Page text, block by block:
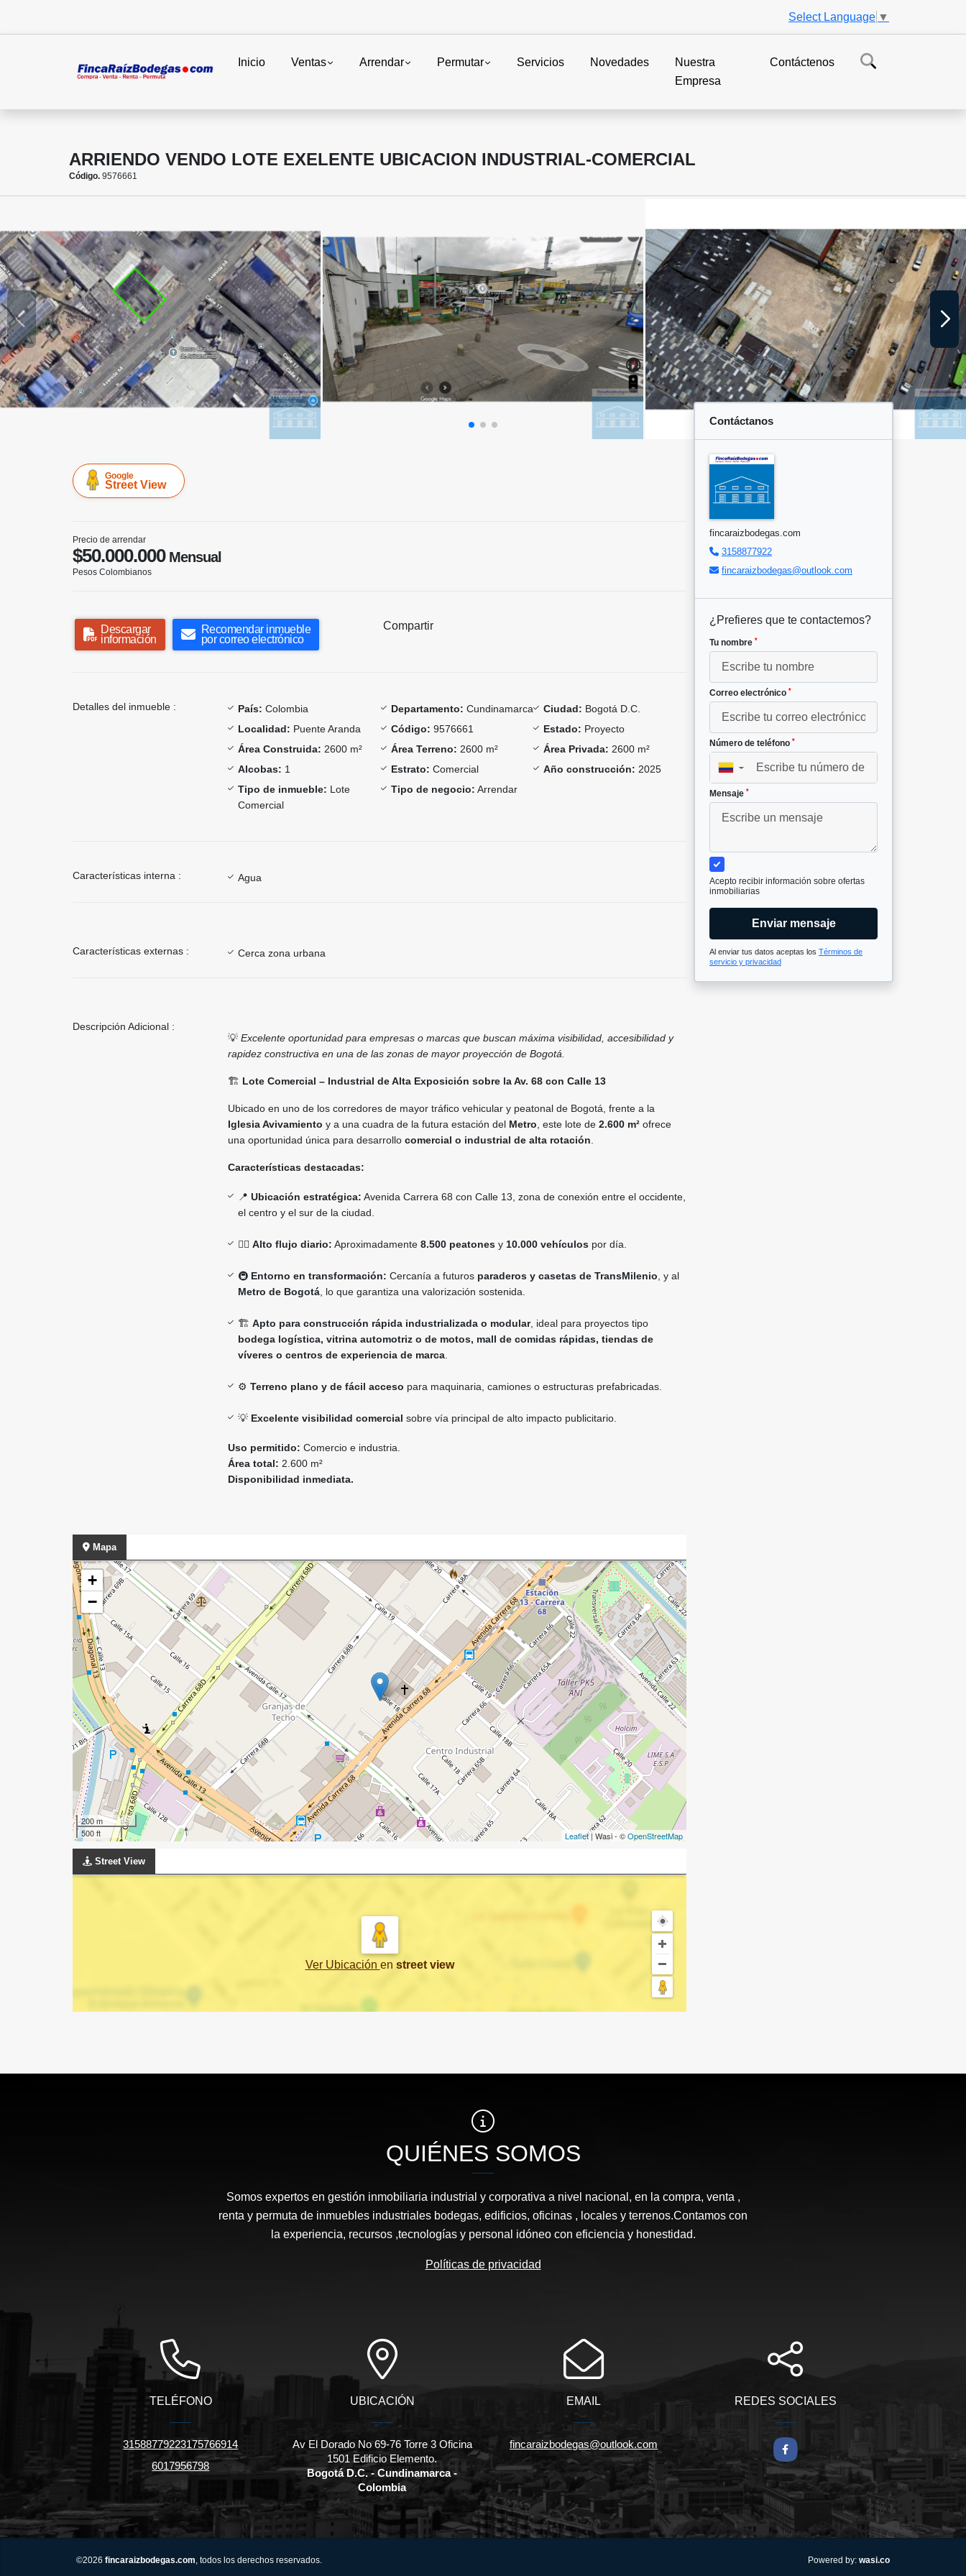
Select Language ▼
Inicio Ventas Arrendar Permutar Servicios Novedades
Nuestra
Empresa
Contáctenos
ARRIENDO VENDO LOTE EXELENTE UBICACION INDUSTRIAL-COMERCIAL
Código. 9576661
Google
Street View
Precio de arrendar
$50.000.000Mensual
Pesos Colombianos
Descargar
información
Recomendar inmueble
por correo electrónico
Compartir
Detalles del inmueble : País: Colombia Departamento: Cundinamarca Ciudad: Bogotá D.C.
Localidad: Puente Aranda Código: 9576661 Estado: Proyecto
Área Construida: 2600 m² Área Terreno: 2600 m² Área Privada: 2600 m²
Alcobas: 1 Estrato: Comercial Año construcción: 2025
Tipo de inmueble: Lote
Comercial
Tipo de negocio: Arrendar
Características interna : Agua
Características externas : Cerca zona urbana
Descripción Adicional :
💡 Excelente oportunidad para empresas o marcas que buscan máxima visibilidad, accesibilidad y
rapidez constructiva en una de las zonas de mayor proyección de Bogotá.
🏗️ Lote Comercial – Industrial de Alta Exposición sobre la Av. 68 con Calle 13
Ubicado en uno de los corredores de mayor tráfico vehicular y peatonal de Bogotá, frente a la
Iglesia Avivamiento y a una cuadra de la futura estación del Metro, este lote de 2.600 m² ofrece
una oportunidad única para desarrollo comercial o industrial de alta rotación.
Características destacadas:
📍 Ubicación estratégica: Avenida Carrera 68 con Calle 13, zona de conexión entre el occidente,
el centro y el sur de la ciudad.
🚶‍♂️ Alto flujo diario: Aproximadamente 8.500 peatones y 10.000 vehículos por día.
🚇 Entorno en transformación: Cercanía a futuros paraderos y casetas de TransMilenio, y al
Metro de Bogotá, lo que garantiza una valorización sostenida.
🏗️ Apto para construcción rápida industrializada o modular, ideal para proyectos tipo
bodega logística, vitrina automotriz o de motos, mall de comidas rápidas, tiendas de
víveres o centros de experiencia de marca.
⚙️ Terreno plano y de fácil acceso para maquinaria, camiones o estructuras prefabricadas.
💡 Excelente visibilidad comercial sobre vía principal de alto impacto publicitario.
Uso permitido: Comercio e industria.
Área total: 2.600 m²
Disponibilidad inmediata.
Mapa
+
−
200 m
500 ft
Leaflet| Wasi - ©OpenStreetMap
Street View
Ver Ubicación en street view
Contáctanos
fincaraizbodegas.com
3158877922
fincaraizbodegas@outlook.com
¿Prefieres que te contactemos?
Tu nombre *
Correo electrónico *
Número de teléfono *
▼
Mensaje *
Acepto recibir información sobre ofertas
inmobiliarias
Enviar mensaje
Al enviar tus datos aceptas los Términos de
servicio y privacidad
QUIÉNES SOMOS
Somos expertos en gestión inmobiliaria industrial y corporativa a nivel nacional, en la compra, venta ,
renta y permuta de inmuebles industriales bodegas, edificios, oficinas , locales y terrenos.Contamos con
la experiencia, recursos ,tecnologías y personal idóneo con eficiencia y honestidad.
Políticas de privacidad
TELÉFONO
31588779223175766914
6017956798
UBICACIÓN
Av El Dorado No 69-76 Torre 3 Oficina
1501 Edificio Elemento.
Bogotá D.C. - Cundinamarca -
Colombia
EMAIL
fincaraizbodegas@outlook.com
REDES SOCIALES
Facebook
©2026 fincaraizbodegas.com, todos los derechos reservados. Powered by: wasi.co